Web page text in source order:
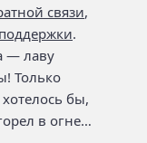
связи,
.
— лаву
Только
бы,
в огне…